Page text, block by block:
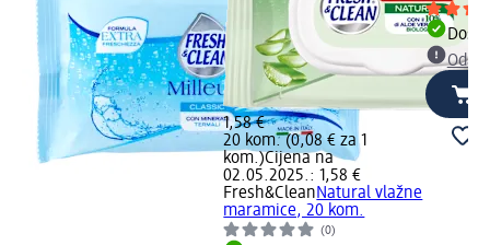
1,58 €
20 kom. (0,08 € za 1
kom.)Cijena na
02.05.2025.: 1,58 €
Fresh&CleanNatural vlažne
maramice, 20 kom.
(0)